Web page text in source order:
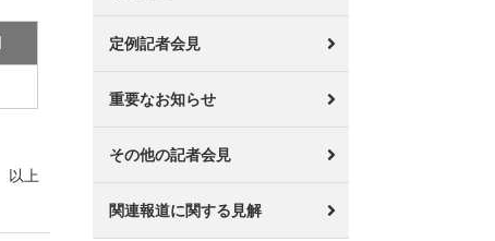
以上
定例記者会見
重要なお知らせ
その他の記者会見
関連報道に関する見解